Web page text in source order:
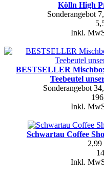
Kölln High
Sonderangebot
Inkl.
BESTSELLER
Teebeutel
Sonderangebot
Inkl.
Schwartau Coffee
2,99
Inkl.